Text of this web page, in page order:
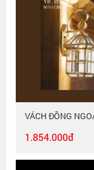
1.854.000đ